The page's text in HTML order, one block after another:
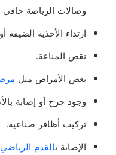
وصالات الرياضة حافي
ارتداء الأحذية
نقص المناعة.
بعض الأمراض مثل
وجود جرح أو إصابة
تركيب أظافر صناعية.
الإصابة بالقدم الرياضي